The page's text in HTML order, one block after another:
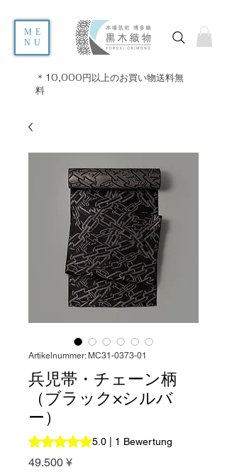
ME
NU
＊10,000円以上のお買い物送料無
料
Artikelnummer: MC31-0373-01
兵児帯・チェーン柄
（ブラック×シルバ
ー）
Das Rating beträgt 5.0 von fünf
5.0 | 1 Bewertung
49.500 ¥Preis